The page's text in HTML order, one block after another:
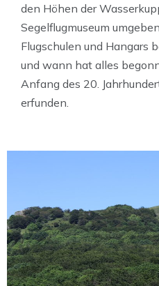
den Höhen der
Segelflugmuseum
Flugschulen und Hangars
und wann hat alles
Anfang des 20.
erfunden.